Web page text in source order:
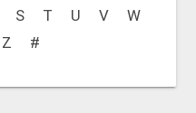
S T U V
W
Z #